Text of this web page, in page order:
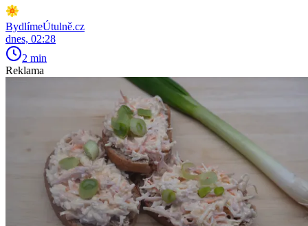
BydlímeÚtulně.cz
dnes, 02:28
2 min
Reklama